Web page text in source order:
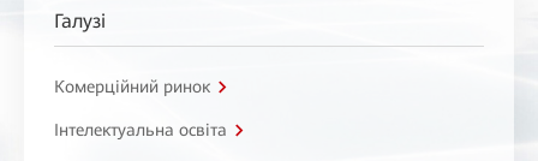
Галузі
Комерційний ринок
Інтелектуальна освіта